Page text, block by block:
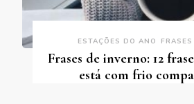
ESTAÇÕES DO ANO
Frases de inverno: 12
está com frio